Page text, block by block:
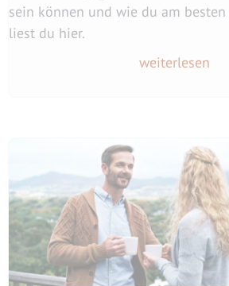
sein können und wie du am
liest du hier.
weiterlesen